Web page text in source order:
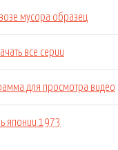
мусора образец
все серии
для просмотра видео
японии 1973